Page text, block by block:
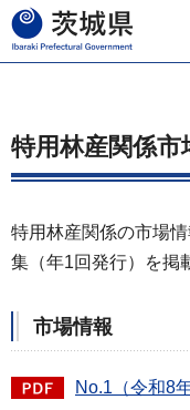
茨城県
特用林産関係市
特用林産関係の市場
集（年1回発行）を掲
市場情報
No.1（令和8